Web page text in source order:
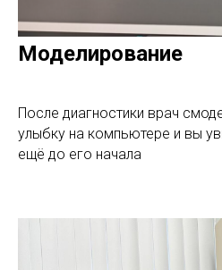
Моделирование
После диагностики врач
улыбку на компьютере и вы
ещё до его начала